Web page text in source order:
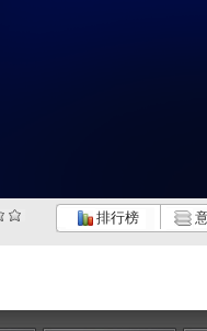
排行榜